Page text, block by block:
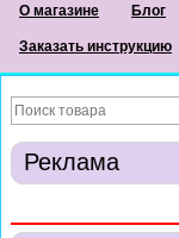
О магазине Блог
Заказать инструкцию
Реклама